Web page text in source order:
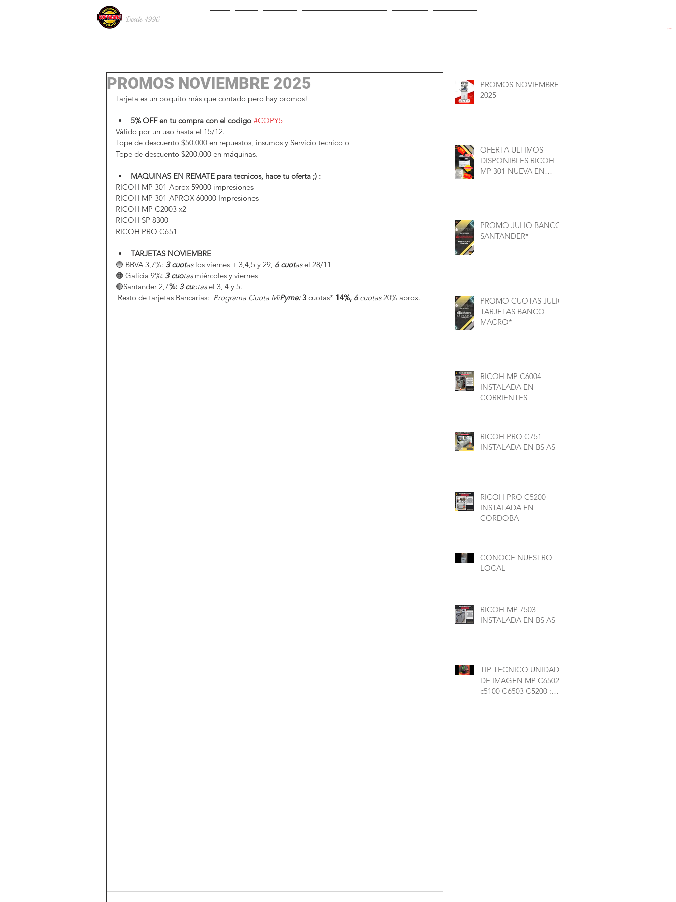
Desde 1996
PROMOS NOVIEMBRE 2025
Tarjeta es un poquito más que contado pero hay promos!
5% OFF en tu compra con el codigo #COPY5
Válido por un uso hasta el 15/12.
Tope de descuento $50.000 en repuestos, insumos y Servicio tecnico o
Tope de descuento $200.000 en máquinas.
MAQUINAS EN REMATE para tecnicos, hace tu oferta ;) :
RICOH MP 301 Aprox 59000 impresiones
RICOH MP 301 APROX 60000 Impresiones
RICOH MP C2003 x2
RICOH SP 8300
RICOH PRO C651
TARJETAS NOVIEMBRE
🔵 BBVA 3,7%: 3 cuotas los viernes + 3,4,5 y 29, 6 cuotas el 28/11
🟠 Galicia 9%: 3 cuotas miércoles y viernes
🔴Santander 2,7%: 3 cuotas el 3, 4 y 5.
Resto de tarjetas Bancarias: Programa Cuota MiPyme: 3 cuotas* 14%, 6 cuotas 20% aprox.
PROMOS NOVIEMBRE
2025
OFERTA ULTIMOS
DISPONIBLES RICOH
MP 301 NUEVA EN
PROMO JULIO BANCO
SANTANDER*
PROMO CUOTAS JULIO
TARJETAS BANCO
MACRO*
RICOH MP C6004
INSTALADA EN
CORRIENTES
RICOH PRO C751
INSTALADA EN BS AS
RICOH PRO C5200
INSTALADA EN
CORDOBA
CONOCE NUESTRO
LOCAL
RICOH MP 7503
INSTALADA EN BS AS
TIP TECNICO UNIDAD
DE IMAGEN MP C6502
c5100 C6503 C5200 :
Carrito